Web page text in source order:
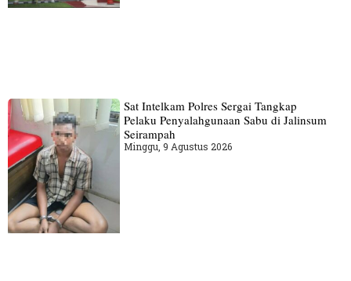
Sat Intelkam Polres Sergai Tangkap
Pelaku Penyalahgunaan Sabu di Jalinsum
Seirampah
Minggu, 9 Agustus 2026